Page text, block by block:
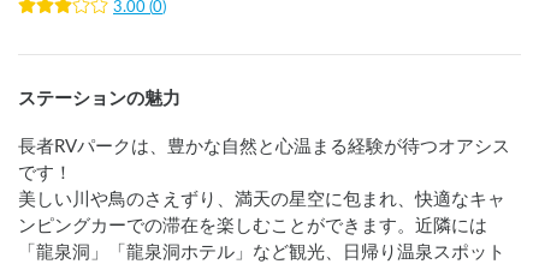
3.00 (0)
ステーションの魅力
長者RVパークは、豊かな自然と心温まる経験が待つオアシス
です！
美しい川や鳥のさえずり、満天の星空に包まれ、快適なキャ
ンピングカーでの滞在を楽しむことができます。近隣には
「龍泉洞」「龍泉洞ホテル」など観光、日帰り温泉スポット